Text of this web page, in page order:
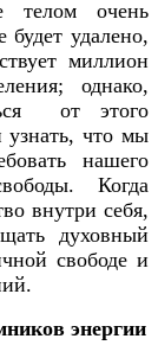
телом очень
будет удалено,
миллион
однако,
от этого
узнать, что мы
нашего
Когда
внутри себя,
духовный
свободе и
энергии